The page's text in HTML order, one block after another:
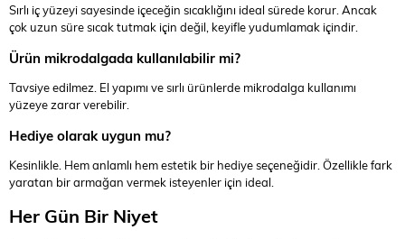
Sırlı iç yüzeyi sayesinde içeceğin sıcaklığını ideal sürede korur. Ancak
çok uzun süre sıcak tutmak için değil, keyifle yudumlamak içindir.
Ürün mikrodalgada kullanılabilir mi?
Tavsiye edilmez. El yapımı ve sırlı ürünlerde mikrodalga kullanımı
yüzeye zarar verebilir.
Hediye olarak uygun mu?
Kesinlikle. Hem anlamlı hem estetik bir hediye seçeneğidir. Özellikle fark
yaratan bir armağan vermek isteyenler için ideal.
Her Gün Bir Niyet